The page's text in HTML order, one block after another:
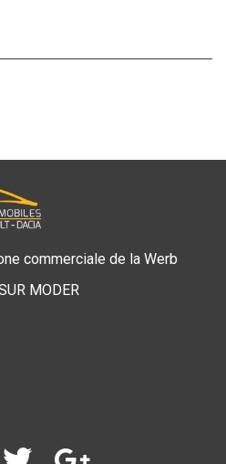
commerciale de la Werb
MODER